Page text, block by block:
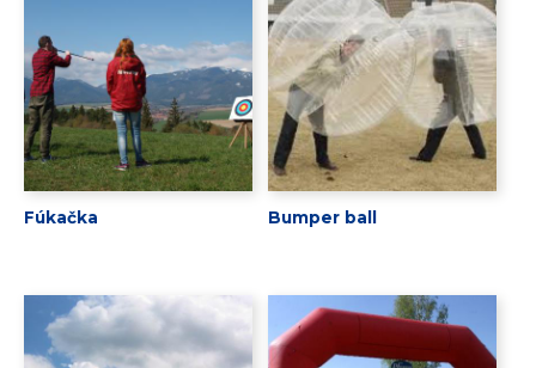
Fúkačka Bumper ball